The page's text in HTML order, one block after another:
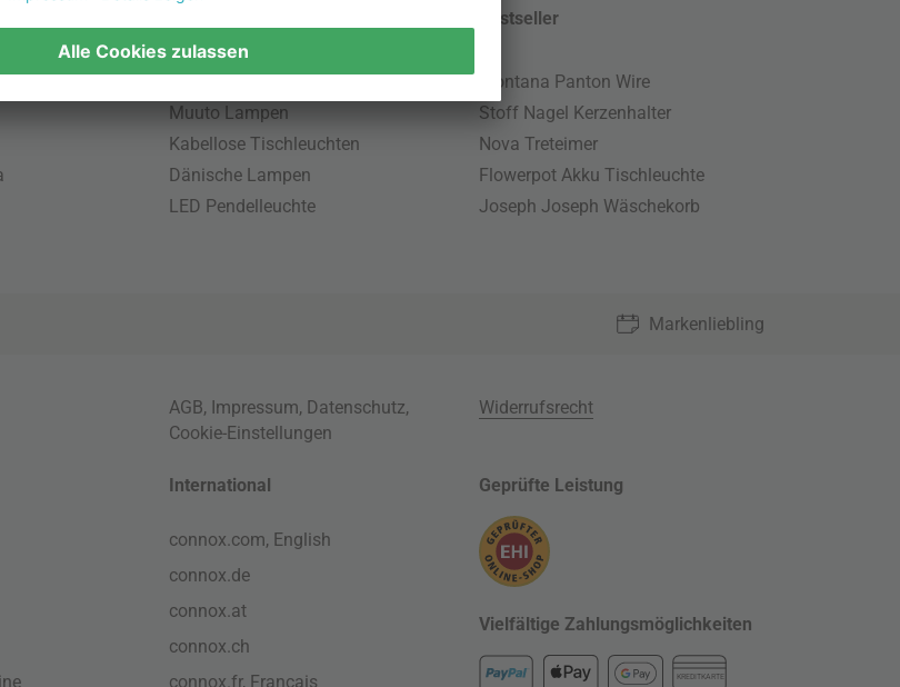
Pendellampe für Außen
Muuto Lampen
Kabellose Tischleuchten
Dänische Lampen
LED Pendelleuchte
Bestseller
Montana Panton Wire
Stoff Nagel Kerzenhalter
Nova Treteimer
Flowerpot Akku Tischleuchte
Joseph Joseph Wäschekorb
Markenliebling
AGB, Impressum, Datenschutz,
Cookie-Einstellungen
Widerrufsrecht
International
connox.com, English
connox.de
connox.at
connox.ch
connox.fr, Français
Geprüfte Leistung
Vielfältige Zahlungsmöglichkeiten
KREDITKARTE